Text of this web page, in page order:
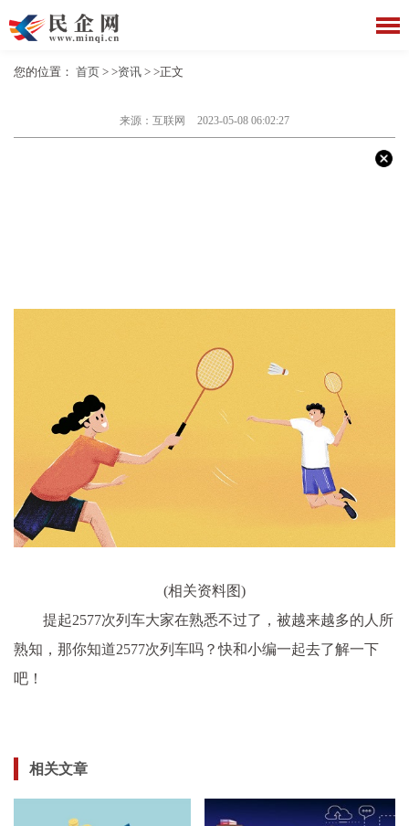
您的位置： 首页 > >资讯 > >正文
来源：互联网 2023-05-08 06:02:27
(相关资料图)
提起2577次列车大家在熟悉不过了，被越来越多的人所
熟知，那你知道2577次列车吗？快和小编一起去了解一下
吧！
相关文章